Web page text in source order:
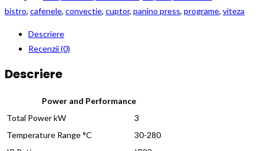
bistro, cafenele, convectie, cuptor, panino press, programe, viteza
Descriere
Recenzii (0)
Descriere
Power and Performance
Total Power kW
3
Temperature Range °C
30-280